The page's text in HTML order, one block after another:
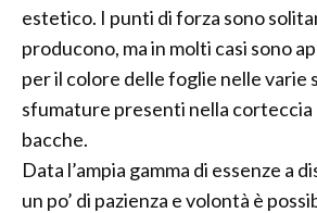
estetico. I punti di forza sono
producono, ma in molti casi sono
per il colore delle foglie nelle varie
sfumature presenti nella corteccia
bacche.
Data l’ampia gamma di essenze a
un po’ di pazienza e volontà è